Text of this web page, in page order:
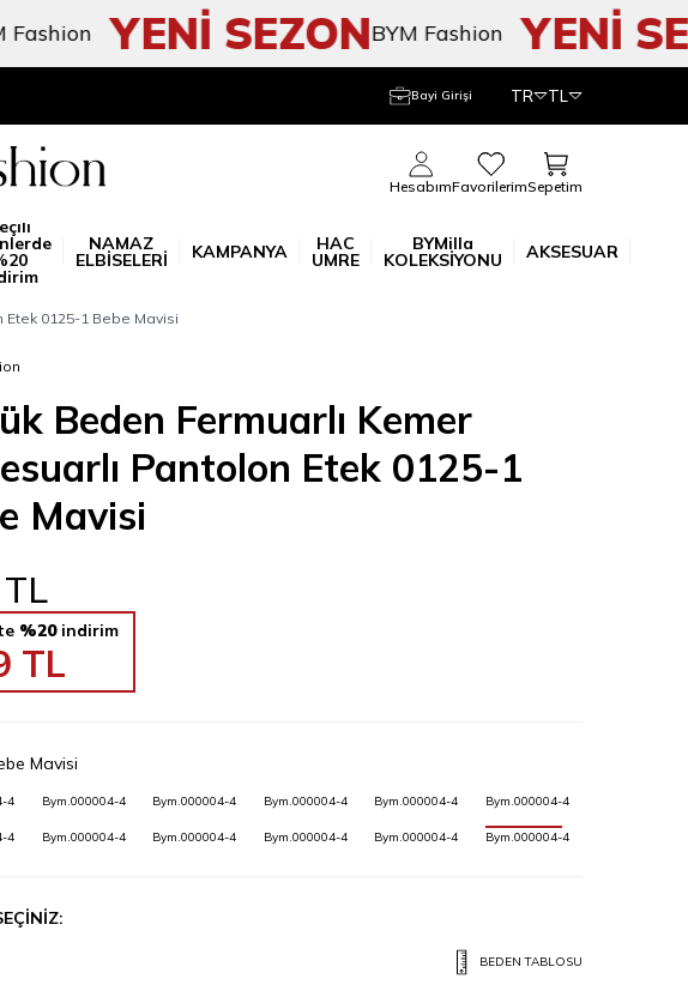
YENİ SEZONBYM Fashion YENİ
Bayi Girişi TR TL
HesabımFavorilerimSepetim
NAMAZ
ELBİSELERİ KAMPANYA HAC
UMRE
BYMilla
KOLEKSİYONU AKSESUAR
Etek 0125-1 Bebe Mavisi
Beden Fermuarlı Kemer
Pantolon Etek 0125-1
Mavisi
TL
%20indirim
TL
Mavisi
4 Bym.000004-4 Bym.000004-4 Bym.000004-4 Bym.000004-4 Bym.000004-4
4 Bym.000004-4 Bym.000004-4 Bym.000004-4 Bym.000004-4 Bym.000004-4
BEDEN TABLOSU